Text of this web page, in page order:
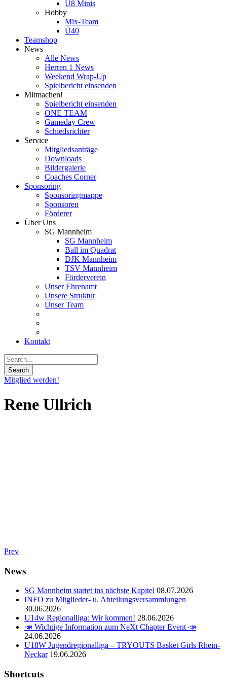
U8 Minis
Hobby
Mix-Team
Ü40
Teamshop
News
Alle News
Herren 1 News
Weekend Wrap-Up
Spielbericht einsenden
Mitmachen!
Spielbericht einsenden
ONE TEAM
Gameday Crew
Schiedsrichter
Service
Mitgliedsanträge
Downloads
Bildergalerie
Coaches Corner
Sponsoring
Sponsoringmappe
Sponsoren
Förderer
Über Uns
SG Mannheim
SG Mannheim
Ball im Quadrat
DJK Mannheim
TSV Mannheim
Förderverein
Unser Ehrenamt
Unsere Struktur
Unser Team
Kontakt
Mitglied werden!
Rene Ullrich
Prev
News
SG Mannheim startet ins nächste Kapitel 08.07.2026
INFO zu Mitglieder- u. Abteilungsversammlungen
30.06.2026
U14w Regionalliga: Wir kommen! 28.06.2026
📣 Wichtige Information zum NeXt Chapter Event 📣
24.06.2026
U18W Jugendregionalliga – TRYOUTS Basket Girls Rhein-
Neckar 19.06.2026
Shortcuts